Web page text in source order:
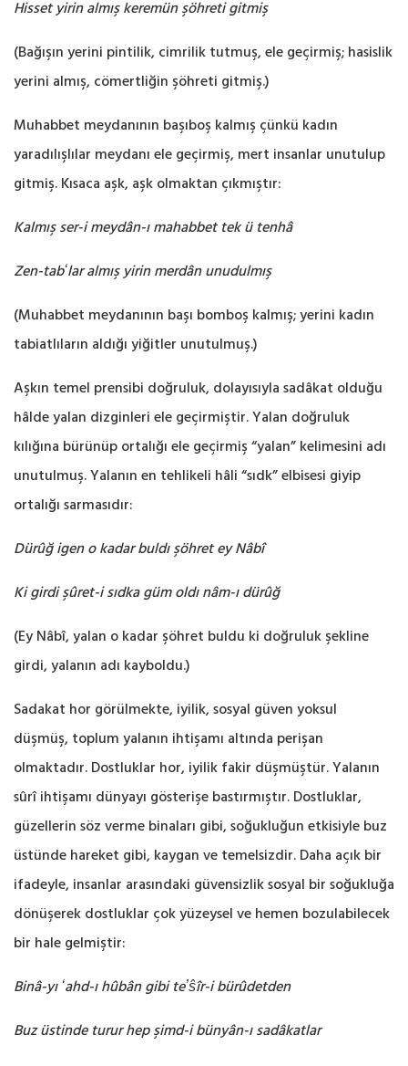
Hisset yirin almış keremün şöhreti gitmiş
(Bağışın yerini pintilik, cimrilik tutmuş, ele geçirmiş; hasislik
yerini almış, cömertliğin şöhreti ‎gitmiş.‎)
Muhabbet meydanının başıboş kalmış çünkü kadın
yaradılışlılar meydanı ele geçirmiş, mert ‎insanlar unutulup
gitmiş. Kısaca aşk, aşk olmaktan çıkmıştır:‎
Kalmış ser-i meydân-ı mahabbet tek ü tenhâ
Zen-tabʻlar almış yirin merdân unudulmış
(Muhabbet meydanının başı bomboş kalmış; yerini kadın
tabiatlıların aldığı yiğitler unutulmuş.‎)
Aşkın temel prensibi doğruluk, dolayısıyla sadâkat olduğu
hâlde yalan dizginleri ele geçirmiştir. ‎Yalan doğruluk
kılığına bürünüp ortalığı ele geçirmiş “yalan” kelimesini adı
unutulmuş. Yalanın ‎en tehlikeli hâli “sıdk” elbisesi giyip
ortalığı sarmasıdır:‎
Dürûğ igen o kadar buldı şöhret ey Nâbî
Ki girdi şûret-i sıdka güm oldı nâm-ı dürûğ
(Ey Nâbî, yalan o kadar şöhret buldu ki doğruluk şekline
girdi, yalanın adı kayboldu.‎)
‎Sadakat hor görülmekte, iyilik, sosyal güven yoksul
düşmüş, toplum yalanın ihtişamı altında ‎perişan
olmaktadır. Dostluklar hor, iyilik fakir düşmüştür. Yalanın
sûrî ihtişamı dünyayı gösterişe ‎bastırmıştır‎. Dostluklar,
güzellerin söz verme binaları gibi, soğukluğun etkisiyle buz
‎üstünde hareket gibi, kaygan ve temelsizdir. Daha açık bir
ifadeyle, insanlar arasındaki ‎güvensizlik sosyal bir soğukluğa
dönüşerek dostluklar çok yüzeysel ve hemen bozulabilecek
bir ‎hale gelmiştir: ‎
Binâ-yı ʻahd-ı hûbân gibi teʼŝîr-i bürûdetden
Buz üstinde turur hep şimd-i bünyân-ı sadâkatlar